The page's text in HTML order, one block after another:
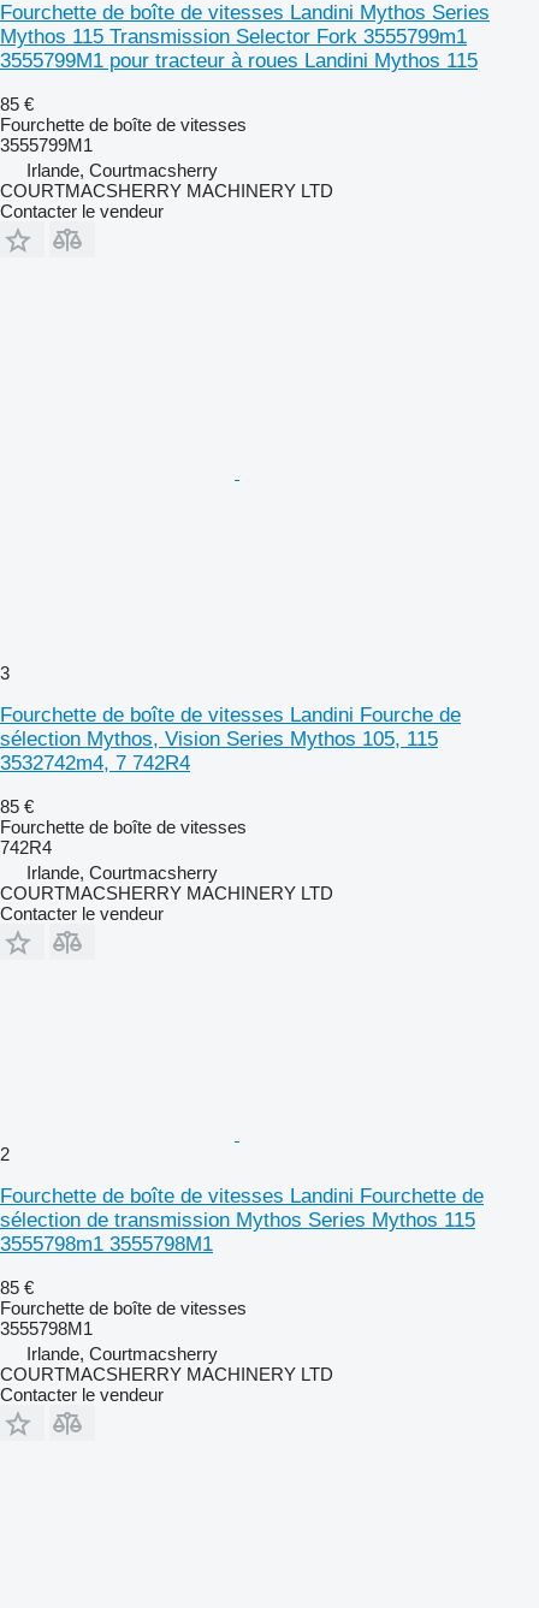
Fourchette de boîte de vitesses Landini Mythos Series
Mythos 115 Transmission Selector Fork 3555799m1
3555799M1 pour tracteur à roues Landini Mythos 115
85 €
Fourchette de boîte de vitesses
3555799M1
Irlande, Courtmacsherry
COURTMACSHERRY MACHINERY LTD
Contacter le vendeur
3
Fourchette de boîte de vitesses Landini Fourche de
sélection Mythos, Vision Series Mythos 105, 115
3532742m4, 7 742R4
85 €
Fourchette de boîte de vitesses
742R4
Irlande, Courtmacsherry
COURTMACSHERRY MACHINERY LTD
Contacter le vendeur
2
Fourchette de boîte de vitesses Landini Fourchette de
sélection de transmission Mythos Series Mythos 115
3555798m1 3555798M1
85 €
Fourchette de boîte de vitesses
3555798M1
Irlande, Courtmacsherry
COURTMACSHERRY MACHINERY LTD
Contacter le vendeur